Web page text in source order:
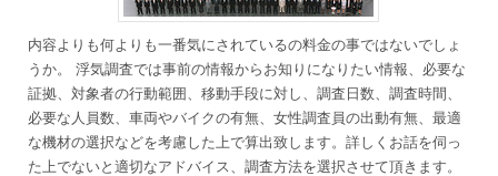
内容よりも何よりも一番気にされているの料金の事ではないでしょ
うか。 浮気調査では事前の情報からお知りになりたい情報、必要な
証拠、対象者の行動範囲、移動手段に対し、調査日数、調査時間、
必要な人員数、車両やバイクの有無、女性調査員の出動有無、最適
な機材の選択などを考慮した上で算出致します。詳しくお話を伺っ
た上でないと適切なアドバイス、調査方法を選択させて頂きます。